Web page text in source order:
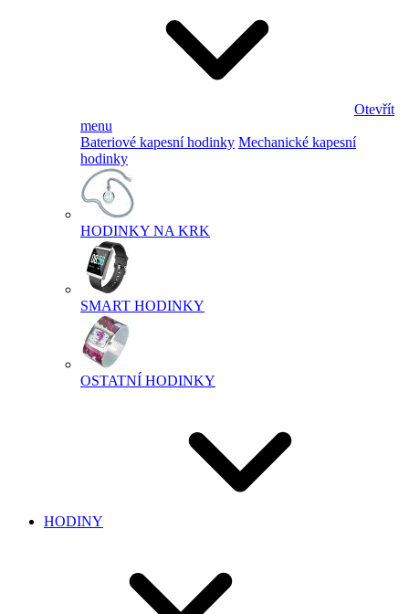
Otevřít
menu
Bateriové kapesní hodinky Mechanické kapesní
hodinky
HODINKY NA KRK
SMART HODINKY
OSTATNÍ HODINKY
HODINY